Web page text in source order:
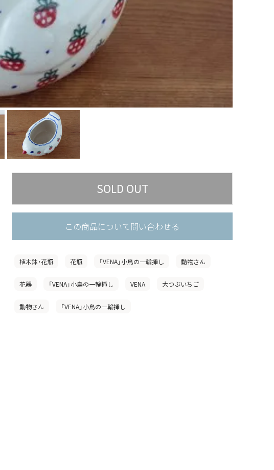
この商品について問い合わせる
植木鉢・花瓶 花瓶 「VENA」小鳥の一輪挿し 動物さん
花器 「VENA」小鳥の一輪挿し VENA 大つぶいちご
動物さん 「VENA」小鳥の一輪挿し